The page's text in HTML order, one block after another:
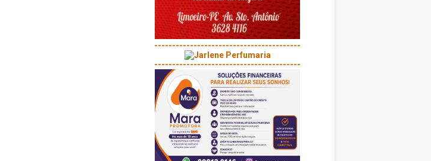
-----------------------------------------
-----------------------------------------